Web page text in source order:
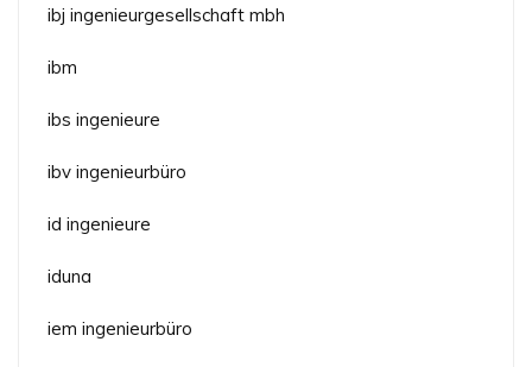
ibj ingenieurgesellschaft mbh
ibm
ibs ingenieure
ibv ingenieurbüro
id ingenieure
iduna
iem ingenieurbüro